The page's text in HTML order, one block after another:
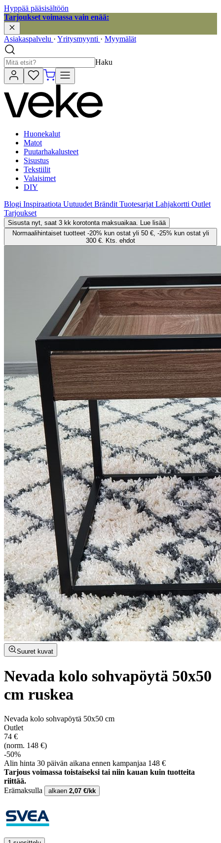
Hyppää pääsisältöön
Tarjoukset voimassa vain enää:
Asiakaspalvelu · Yritysmyynti · Myymälät
Haku
Huonekalut
Matot
Puutarhakalusteet
Sisustus
Tekstiilit
Valaisimet
DIY
Blogi Inspiraatiota Uutuudet Brändit Tuotesarjat Lahjakortti Outlet
Tarjoukset
Sisusta nyt, saat 3 kk korotonta maksuaikaa. Lue lisää
Normaalihintaiset tuotteet -20% kun ostat yli 50 €, -25% kun ostat yli
300 €. Kts. ehdot
Suuret kuvat
Nevada kolo sohvapöytä 50x50
cm ruskea
Nevada kolo sohvapöytä 50x50 cm
Outlet
74 €
(norm. 148 €)
-50%
Alin hinta 30 päivän aikana ennen kampanjaa 148 €
Tarjous voimassa toistaiseksi tai niin kauan kuin tuotteita
riittää.
Erämaksulla
alkaen 2,07 €/kk